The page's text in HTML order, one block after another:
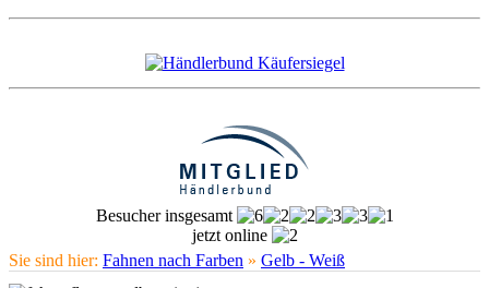
Besucher insgesamt
jetzt online
Sie sind hier: Fahnen nach Farben » Gelb - Weiß